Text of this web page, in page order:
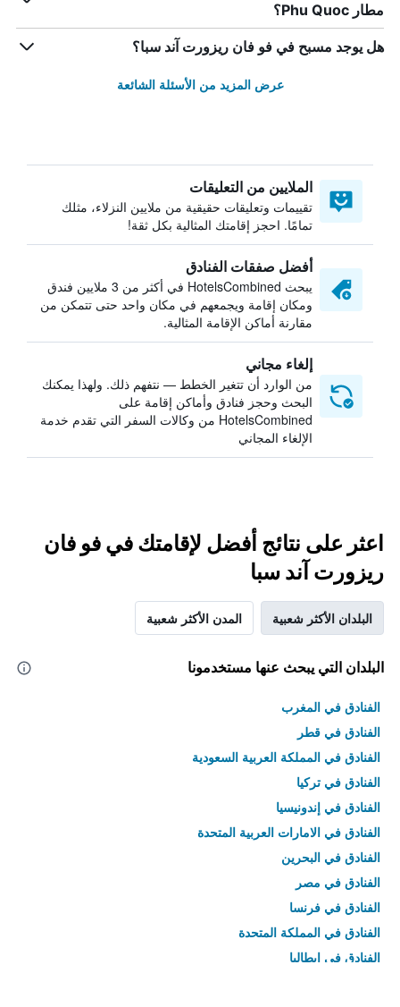
مطار Phu Quoc؟
هل يوجد مسبح في فو فان ريزورت آند سبا؟
عرض المزيد من الأسئلة الشائعة
الملايين من التعليقات
تقييمات وتعليقات حقيقية من ملايين النزلاء، مثلك
تمامًا. احجز إقامتك المثالية بكل ثقة!
أفضل صفقات الفنادق
يبحث HotelsCombined في أكثر من 3 ملايين فندق
ومكان إقامة ويجمعهم في مكان واحد حتى تتمكن من
مقارنة أماكن الإقامة المثالية.
إلغاء مجاني
من الوارد أن تتغير الخطط — نتفهم ذلك. ولهذا يمكنك
البحث وحجز فنادق وأماكن إقامة على
HotelsCombined من وكالات السفر التي تقدم خدمة
الإلغاء المجاني
اعثر على نتائج أفضل لإقامتك في فو فان
ريزورت آند سبا
البلدان الأكثر شعبية المدن الأكثر شعبية
البلدان التي يبحث عنها مستخدمونا
الفنادق في المغرب
الفنادق في قطر
الفنادق في المملكة العربية السعودية
الفنادق في تركيا
الفنادق في إندونيسيا
الفنادق في الامارات العربية المتحدة
الفنادق في البحرين
الفنادق في مصر
الفنادق في فرنسا
الفنادق في المملكة المتحدة
الفنادق في إيطاليا